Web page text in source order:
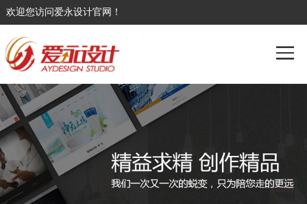
欢迎您访问爱永设计官网！